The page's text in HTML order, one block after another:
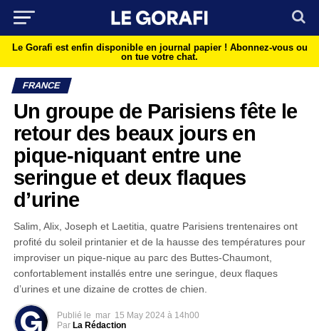
Le Gorafi est enfin disponible en journal papier ! Abonnez-vous ou
on tue votre chat.
FRANCE
Un groupe de Parisiens fête le
retour des beaux jours en
pique-niquant entre une
seringue et deux flaques
d’urine
Salim, Alix, Joseph et Laetitia, quatre Parisiens trentenaires ont
profité du soleil printanier et de la hausse des températures pour
improviser un pique-nique au parc des Buttes-Chaumont,
confortablement installés entre une seringue, deux flaques
d’urines et une dizaine de crottes de chien.
Publié le mar 15 May 2024 à 14h00
Par La Rédaction